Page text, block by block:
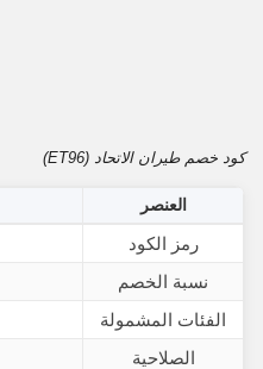
كود خصم طيران الاتحاد (ET96)
العنصر
رمز الكود
نسبة الخصم
الفئات المشمولة
الصلاحية